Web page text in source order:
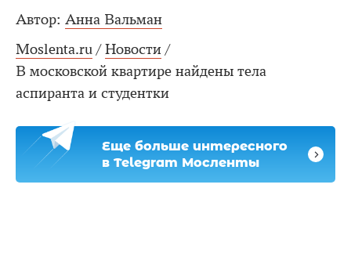
Автор: Анна Вальман
Moslenta.ru / Новости /
В московской квартире найдены тела
аспиранта и студентки
Еще больше интересного
в Telegram Мосленты